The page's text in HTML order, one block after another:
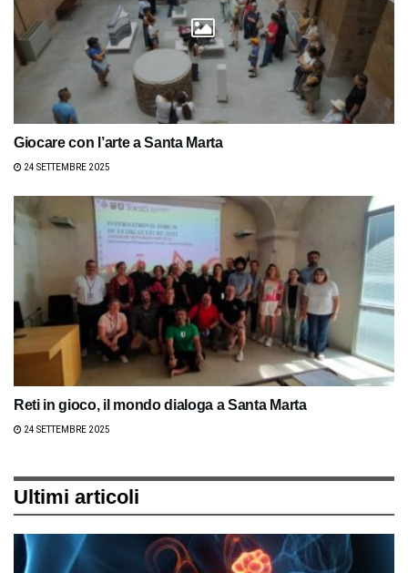
Giocare con l’arte a Santa Marta
24 SETTEMBRE 2025
Reti in gioco, il mondo dialoga a Santa Marta
24 SETTEMBRE 2025
Ultimi articoli